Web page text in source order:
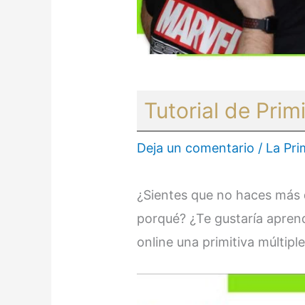
Tutorial de
Deja un comentario / La
¿Sientes que no haces
porqué? ¿Te gustaría
online una primitiva